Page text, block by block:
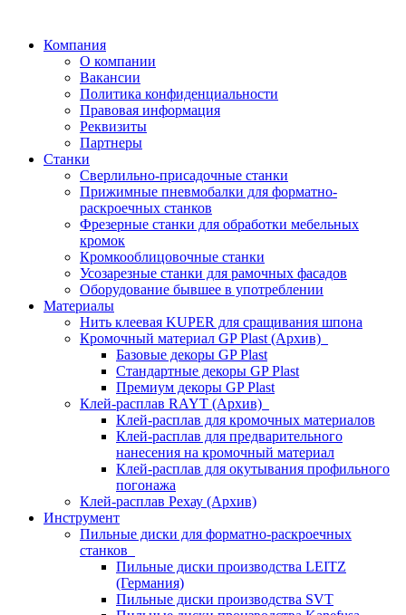
Компания
О компании
Вакансии
Политика конфиденциальности
Правовая информация
Реквизиты
Партнеры
Станки
Сверлильно-присадочные станки
Прижимные пневмобалки для форматно-
раскроечных станков
Фрезерные станки для обработки мебельных
кромок
Кромкооблицовочные станки
Усозарезные станки для рамочных фасадов
Оборудование бывшее в употреблении
Материалы
Нить клеевая KUPER для сращивания шпона
Кромочный материал GP Plast (Архив)
Базовые декоры GP Plast
Стандартные декоры GP Plast
Премиум декоры GP Plast
Клей-расплав RAYT (Архив)
Клей-расплав для кромочных материалов
Клей-расплав для предварительного
нанесения на кромочный материал
Клей-расплав для окутывания профильного
погонажа
Клей-расплав Рехау (Архив)
Инструмент
Пильные диски для форматно-раскроечных
станков
Пильные диски производства LEITZ
(Германия)
Пильные диски производства SVT